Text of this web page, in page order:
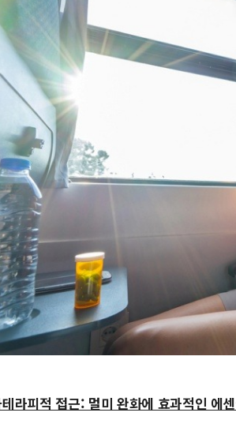
라피적 접근: 멀미 완화에 효과적인 에